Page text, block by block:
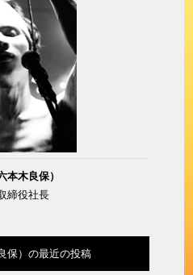
本木良保）
締役社長
保）の最近の投稿